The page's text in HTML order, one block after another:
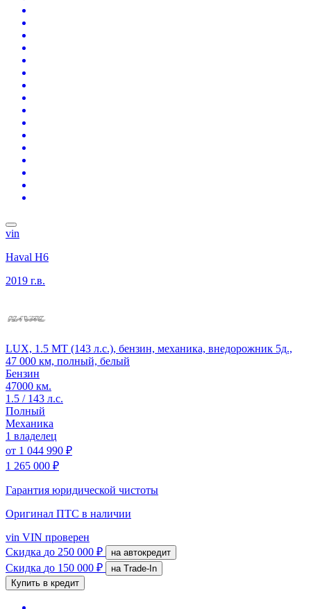
vin
Haval H6
2019 г.в.
LUX, 1.5 MT (143 л.с.), бензин, механика, внедорожник 5д.,
47 000 км, полный, белый
Бензин
47000 км.
1.5 / 143 л.с.
Полный
Механика
1 владелец
от 1 044 990 ₽
1 265 000 ₽
Гарантия юридической чистоты
Оригинал ПТС в наличии
vin VIN проверен
Скидка до 250 000 ₽ на автокредит
Скидка до 150 000 ₽
на Trade-In
Купить в кредит